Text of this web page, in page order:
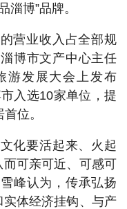
淄博”品牌。
营业收入占全部规
博市文产中心主任
游发展大会上发布
入选10家单位，提
位。
化要活起来、火起
可亲可近、可感可
峰认为，传承弘扬
体经济挂钩、与产